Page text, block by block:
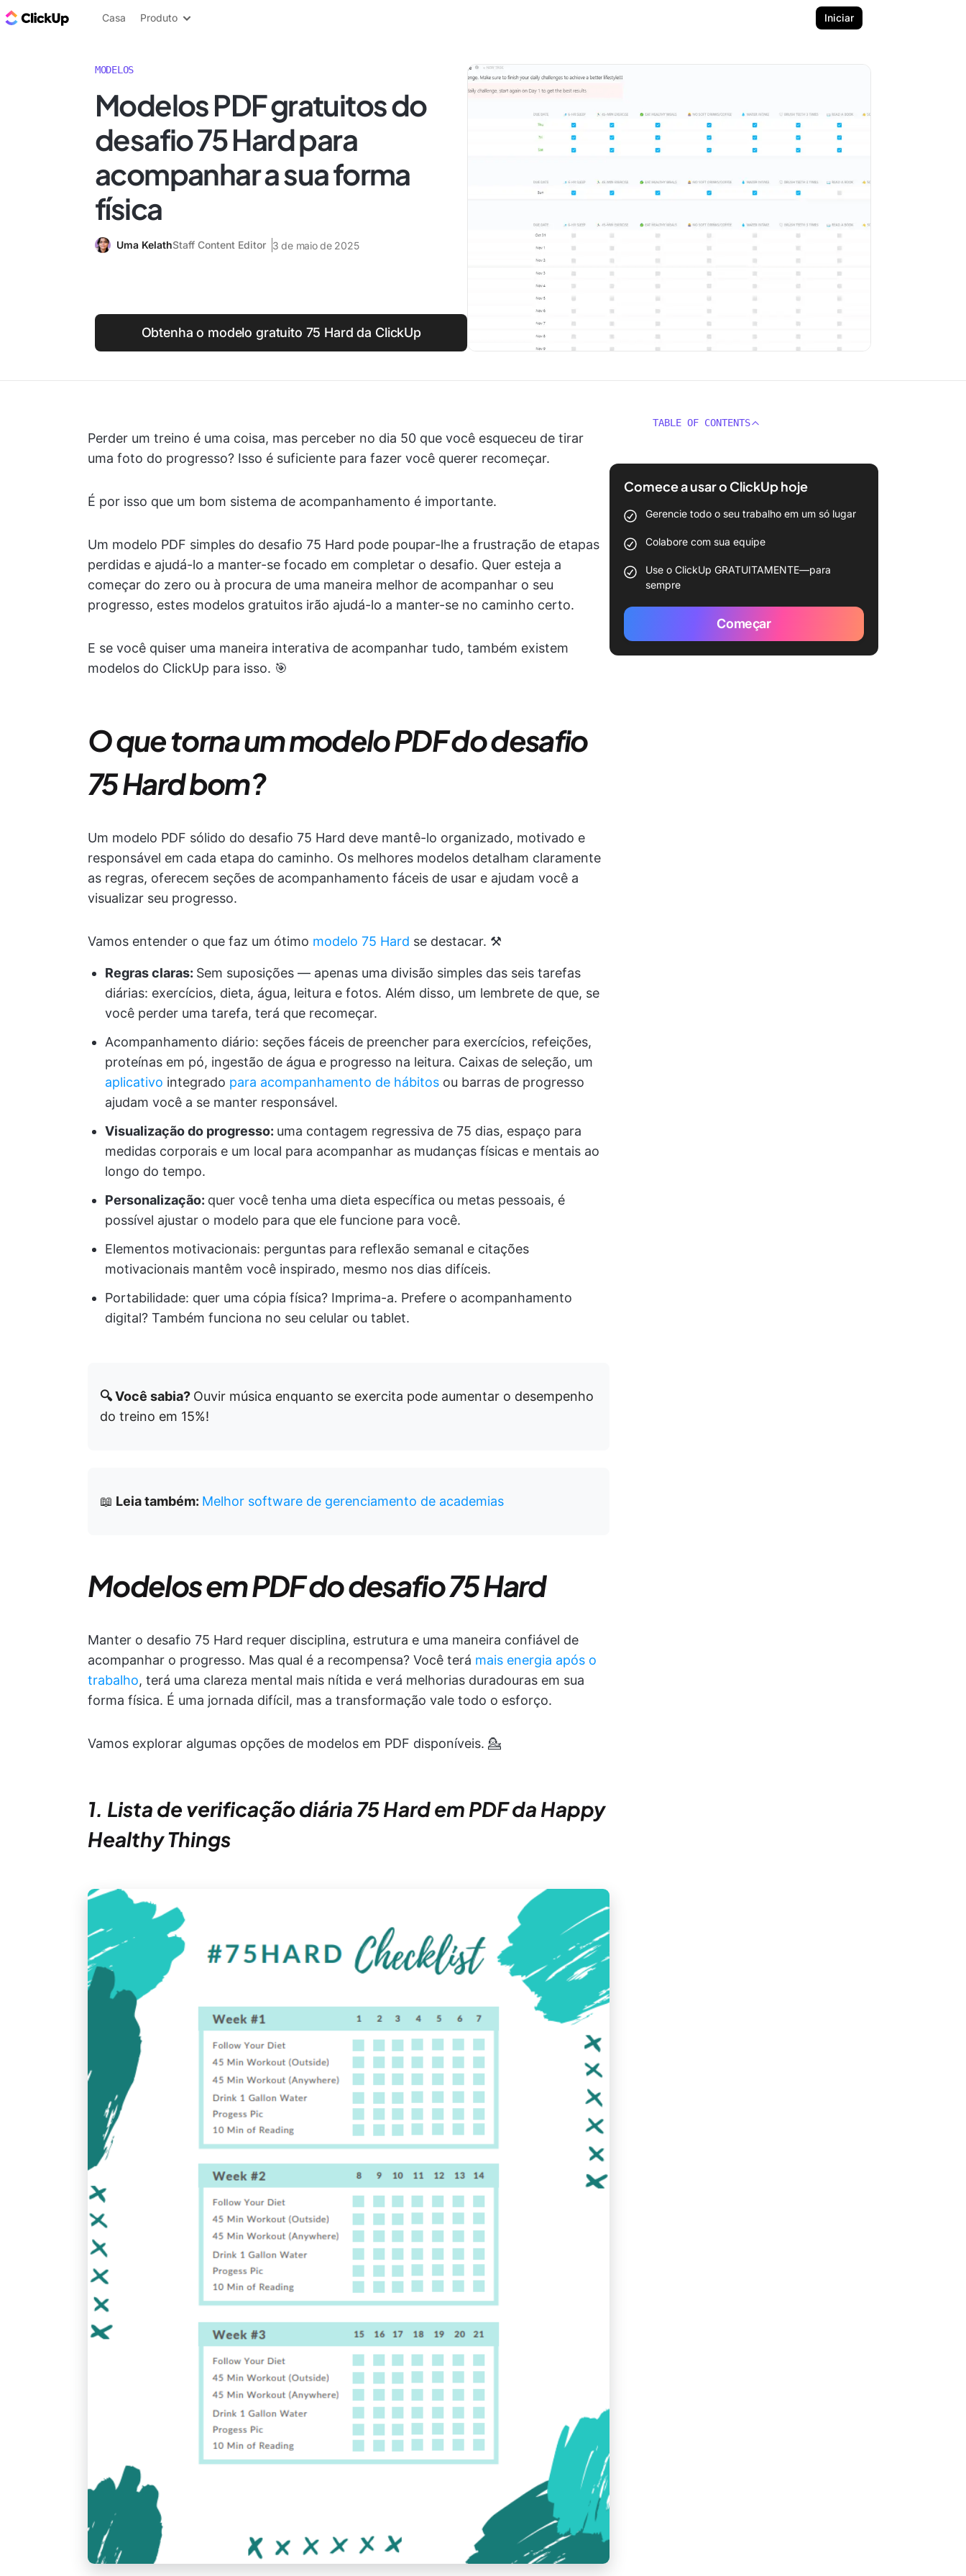
ClickUp Blogue
Casa Produto Iniciar
MODELOS
Modelos PDF gratuitos do
desafio 75 Hard para
acompanhar a sua forma
física
Uma KelathStaff Content Editor 3 de maio de 2025
Obtenha o modelo gratuito 75 Hard da ClickUp
Perder um treino é uma coisa, mas perceber no dia 50 que você esqueceu de tirar
uma foto do progresso? Isso é suficiente para fazer você querer recomeçar.
É por isso que um bom sistema de acompanhamento é importante.
Um modelo PDF simples do desafio 75 Hard pode poupar-lhe a frustração de etapas
perdidas e ajudá-lo a manter-se focado em completar o desafio. Quer esteja a
começar do zero ou à procura de uma maneira melhor de acompanhar o seu
progresso, estes modelos gratuitos irão ajudá-lo a manter-se no caminho certo.
E se você quiser uma maneira interativa de acompanhar tudo, também existem
modelos do ClickUp para isso. 🎯
O que torna um modelo PDF do desafio
75 Hard bom?
Um modelo PDF sólido do desafio 75 Hard deve mantê-lo organizado, motivado e
responsável em cada etapa do caminho. Os melhores modelos detalham claramente
as regras, oferecem seções de acompanhamento fáceis de usar e ajudam você a
visualizar seu progresso.
Vamos entender o que faz um ótimo modelo 75 Hard se destacar. ⚒️
Regras claras: Sem suposições — apenas uma divisão simples das seis tarefas
diárias: exercícios, dieta, água, leitura e fotos. Além disso, um lembrete de que, se
você perder uma tarefa, terá que recomeçar.
Acompanhamento diário: seções fáceis de preencher para exercícios, refeições,
proteínas em pó, ingestão de água e progresso na leitura. Caixas de seleção, um
aplicativo integrado para acompanhamento de hábitos ou barras de progresso
ajudam você a se manter responsável.
Visualização do progresso: uma contagem regressiva de 75 dias, espaço para
medidas corporais e um local para acompanhar as mudanças físicas e mentais ao
longo do tempo.
Personalização: quer você tenha uma dieta específica ou metas pessoais, é
possível ajustar o modelo para que ele funcione para você.
Elementos motivacionais: perguntas para reflexão semanal e citações
motivacionais mantêm você inspirado, mesmo nos dias difíceis.
Portabilidade: quer uma cópia física? Imprima-a. Prefere o acompanhamento
digital? Também funciona no seu celular ou tablet.
🔍 Você sabia? Ouvir música enquanto se exercita pode aumentar o desempenho
do treino em 15%!
📖 Leia também: Melhor software de gerenciamento de academias
Modelos em PDF do desafio 75 Hard
Manter o desafio 75 Hard requer disciplina, estrutura e uma maneira confiável de
acompanhar o progresso. Mas qual é a recompensa? Você terá mais energia após o
trabalho, terá uma clareza mental mais nítida e verá melhorias duradouras em sua
forma física. É uma jornada difícil, mas a transformação vale todo o esforço.
Vamos explorar algumas opções de modelos em PDF disponíveis. 💁
1. Lista de verificação diária 75 Hard em PDF da Happy
Healthy Things
TABLE OF CONTENTS
Comece a usar o ClickUp hoje
Gerencie todo o seu trabalho em um só lugar
Colabore com sua equipe
Use o ClickUp GRATUITAMENTE—para
sempre
Começar